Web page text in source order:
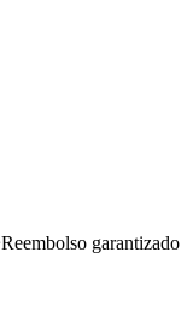
Reembolso garantizado